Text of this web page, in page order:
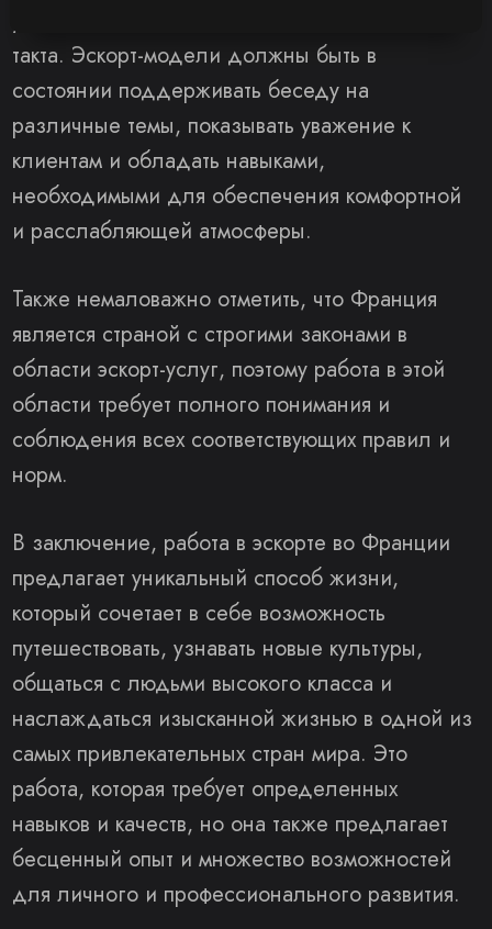
такта. Эскорт-модели должны быть в
состоянии поддерживать беседу на
различные темы, показывать уважение к
клиентам и обладать навыками,
необходимыми для обеспечения комфортной
и расслабляющей атмосферы.
Также немаловажно отметить, что Франция
является страной с строгими законами в
области эскорт-услуг, поэтому работа в этой
области требует полного понимания и
соблюдения всех соответствующих правил и
норм.
В заключение, работа в эскорте во Франции
предлагает уникальный способ жизни,
который сочетает в себе возможность
путешествовать, узнавать новые культуры,
общаться с людьми высокого класса и
наслаждаться изысканной жизнью в одной из
самых привлекательных стран мира. Это
работа, которая требует определенных
навыков и качеств, но она также предлагает
бесценный опыт и множество возможностей
для личного и профессионального развития.